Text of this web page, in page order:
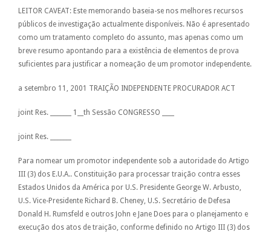
LEITOR CAVEAT: Este memorando baseia-se nos melhores recursos
públicos de investigação actualmente disponíveis. Não é apresentado
como um tratamento completo do assunto, mas apenas como um
breve resumo apontando para a existência de elementos de prova
suficientes para justificar a nomeação de um promotor independente.
a setembro 11, 2001 TRAIÇÃO INDEPENDENTE PROCURADOR ACT
joint Res. _______ 1__th Sessão CONGRESSO ____
joint Res. _______
Para nomear um promotor independente sob a autoridade do Artigo
III (3) dos E.U.A.. Constituição para processar traição contra esses
Estados Unidos da América por U.S. Presidente George W. Arbusto,
U.S. Vice-Presidente Richard B. Cheney, U.S. Secretário de Defesa
Donald H. Rumsfeld e outros John e Jane Does para o planejamento e
execução dos atos de traição, conforme definido no Artigo III (3) dos